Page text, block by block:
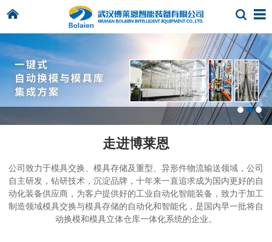
走进博莱恩
公司致力于模具交换、模具存储及重型、异形件物流输送领域，公司
自主研发，钻研技术，沉淀品牌，十年来一直追求成为国内更好的自
动化装备供应商，为客户提供好的工业自动化智能装备，致力于加工
制造领域模具交换与模具存储的自动化和智能化，是国内早一批将自
动换模和模具立体仓库一体化系统的企业。